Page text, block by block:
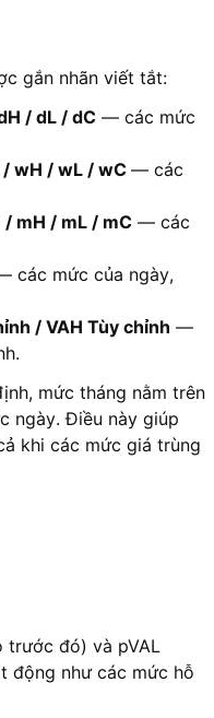
gắn nhãn viết tắt:
/ dL / dC — các mức
wH / wL / wC — các
/ mH / mL / mC — các
các mức của ngày,
/ VAH Tùy chỉnh —
mức tháng nằm trên
ngày. Điều này giúp
khi các mức giá trùng
trước đó) và pVAL
động như các mức hỗ